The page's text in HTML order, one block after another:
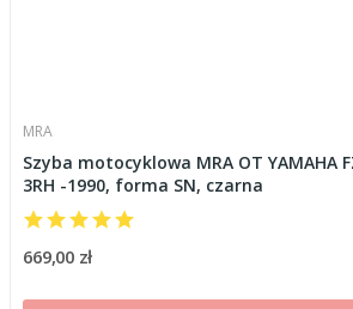
MRA
Szyba motocyklowa MRA OT YAMAHA
3RH -1990, forma SN, czarna
669,00 zł